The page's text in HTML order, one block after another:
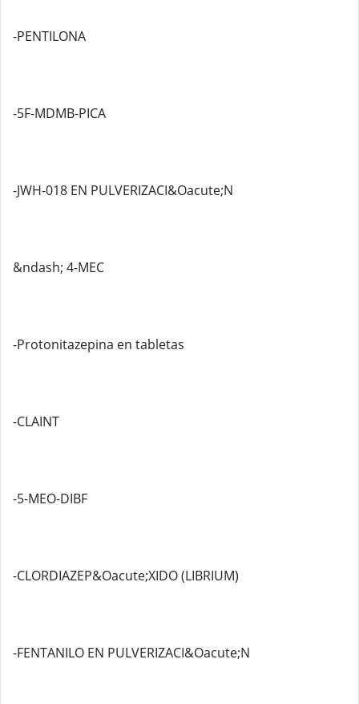
-PENTILONA
-5F-MDMB-PICA
-JWH-018 EN PULVERIZACI&Oacute;N
&ndash; 4-MEC
-Protonitazepina en tabletas
-CLAINT
-5-MEO-DIBF
-CLORDIAZEP&Oacute;XIDO (LIBRIUM)
-FENTANILO EN PULVERIZACI&Oacute;N